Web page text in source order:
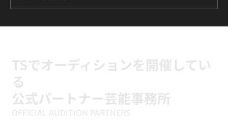
TSでオーディションを開催してい
る
公式パートナー芸能事務所
OFFICIAL AUDITION PARTNERS